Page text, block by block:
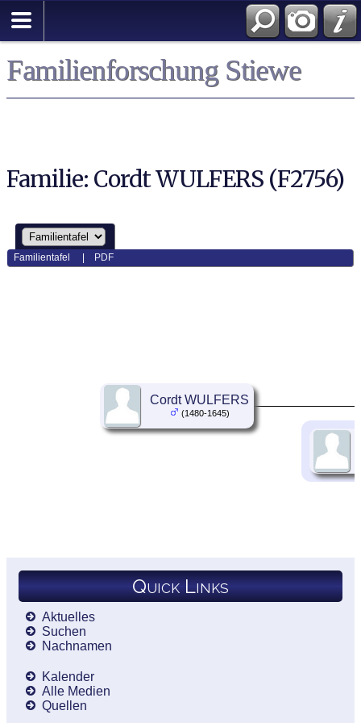
Familienforschung Stiewe
Familie: Cordt WULFERS (F2756)
Familientafel PDF
Cordt WULFERS
(1480-1645)
Quick Links
Aktuelles
Suchen
Nachnamen
Kalender
Alle Medien
Quellen